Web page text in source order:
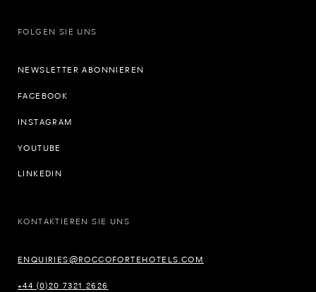
FOLGEN SIE UNS
NEWSLETTER ABONNIEREN
FACEBOOK
INSTAGRAM
YOUTUBE
LINKEDIN
KONTAKTIEREN SIE UNS
ENQUIRIES@ROCCOFORTEHOTELS.COM
+44 (0)20 7321 2626